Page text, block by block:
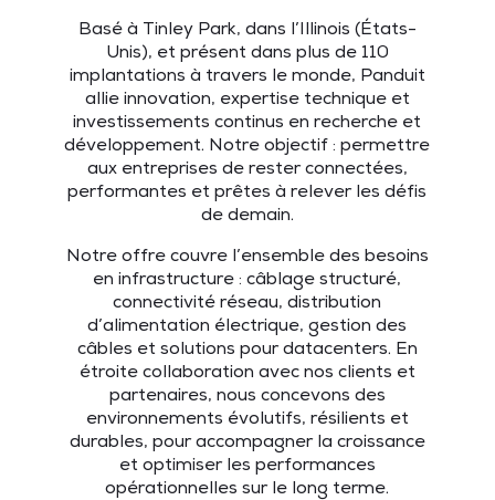
Basé à Tinley Park, dans l’Illinois (États-
Unis), et présent dans plus de 110
implantations à travers le monde, Panduit
allie innovation, expertise technique et
investissements continus en recherche et
développement. Notre objectif : permettre
aux entreprises de rester connectées,
performantes et prêtes à relever les défis
de demain.
Notre offre couvre l’ensemble des besoins
en infrastructure : câblage structuré,
connectivité réseau, distribution
d’alimentation électrique, gestion des
câbles et solutions pour datacenters. En
étroite collaboration avec nos clients et
partenaires, nous concevons des
environnements évolutifs, résilients et
durables, pour accompagner la croissance
et optimiser les performances
opérationnelles sur le long terme.